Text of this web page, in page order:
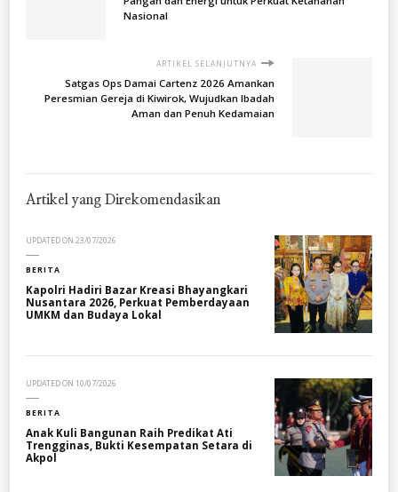
Nasional
ARTIKEL SELANJUTNYA
Satgas Ops Damai Cartenz 2026 Amankan
Peresmian Gereja di Kiwirok, Wujudkan Ibadah
Aman dan Penuh Kedamaian
Artikel yang Direkomendasikan
UPDATED ON 23/07/2026
BERITA
Kapolri Hadiri Bazar Kreasi Bhayangkari
Nusantara 2026, Perkuat Pemberdayaan
UMKM dan Budaya Lokal
UPDATED ON 10/07/2026
BERITA
Anak Kuli Bangunan Raih Predikat Ati
Trengginas, Bukti Kesempatan Setara di
Akpol